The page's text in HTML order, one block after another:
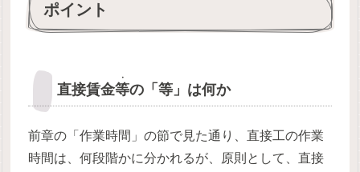
ポイント
直接賃金等
・
の「等」は何か
前章の「作業時間」の節で見た通り、直接工の作業
時間は、何段階かに分かれるが、原則として、直接